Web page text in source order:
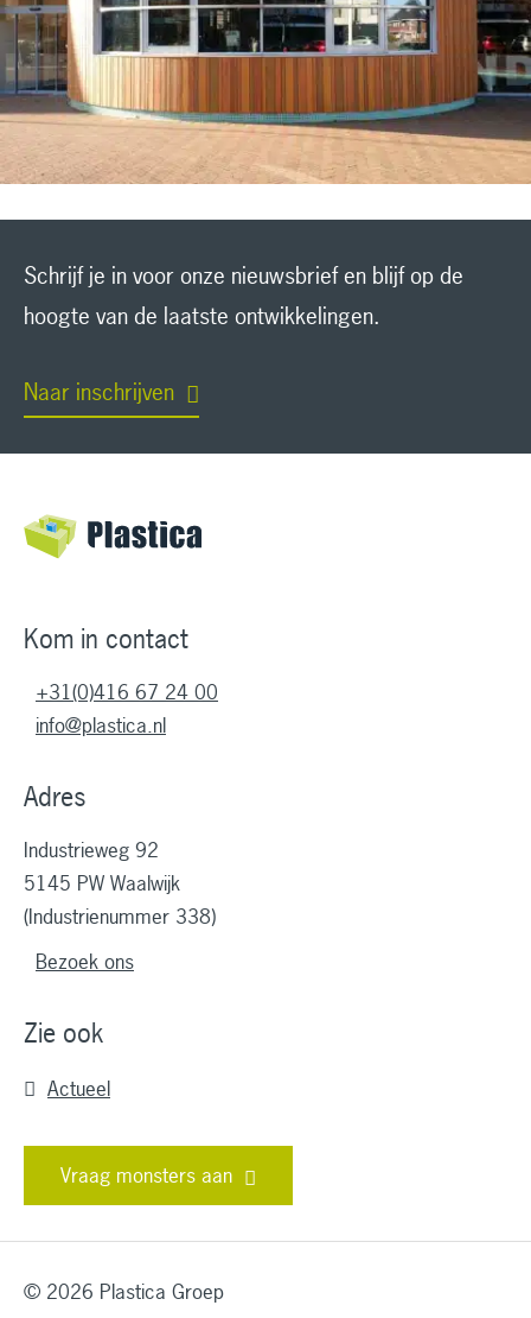
Schrijf je in voor onze nieuwsbrief en blijf op de
hoogte van de laatste ontwikkelingen.
Naar inschrijven
Kom in contact
+31(0)416 67 24 00
info@plastica.nl
Adres
Industrieweg 92
5145 PW Waalwijk
(Industrienummer 338)
Bezoek ons
Zie ook
Actueel
Vraag monsters aan
© 2026 Plastica Groep